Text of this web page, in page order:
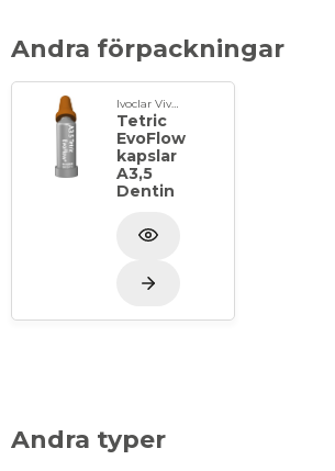
Andra förpackningar
Ivoclar Vivadent
Tetric
EvoFlow
kapslar
A3,5
Dentin
Andra typer